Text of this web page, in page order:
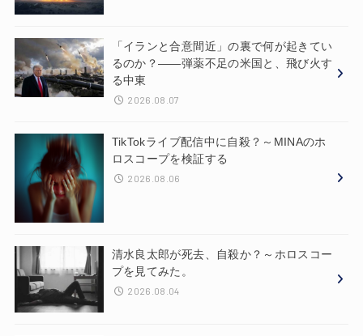
「イランと合意間近」の裏で何が起きてい
るのか？——弾薬不足の米国と、飛び火す
る中東
2026.08.07
TikTokライブ配信中に自殺？～MINAのホ
ロスコープを検証する
2026.08.06
清水良太郎が死去、自殺か？～ホロスコー
プを見てみた。
2026.08.04